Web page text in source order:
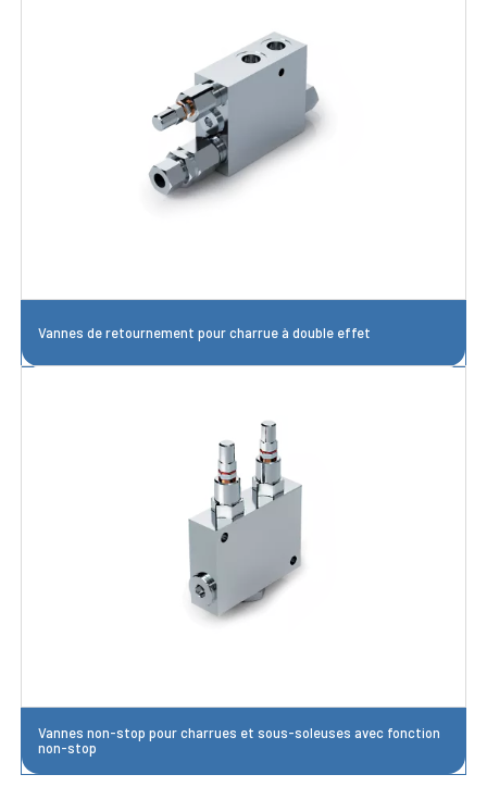
Vannes de retournement pour charrue à double effet
Vannes non-stop pour charrues et sous-soleuses avec fonction
non-stop